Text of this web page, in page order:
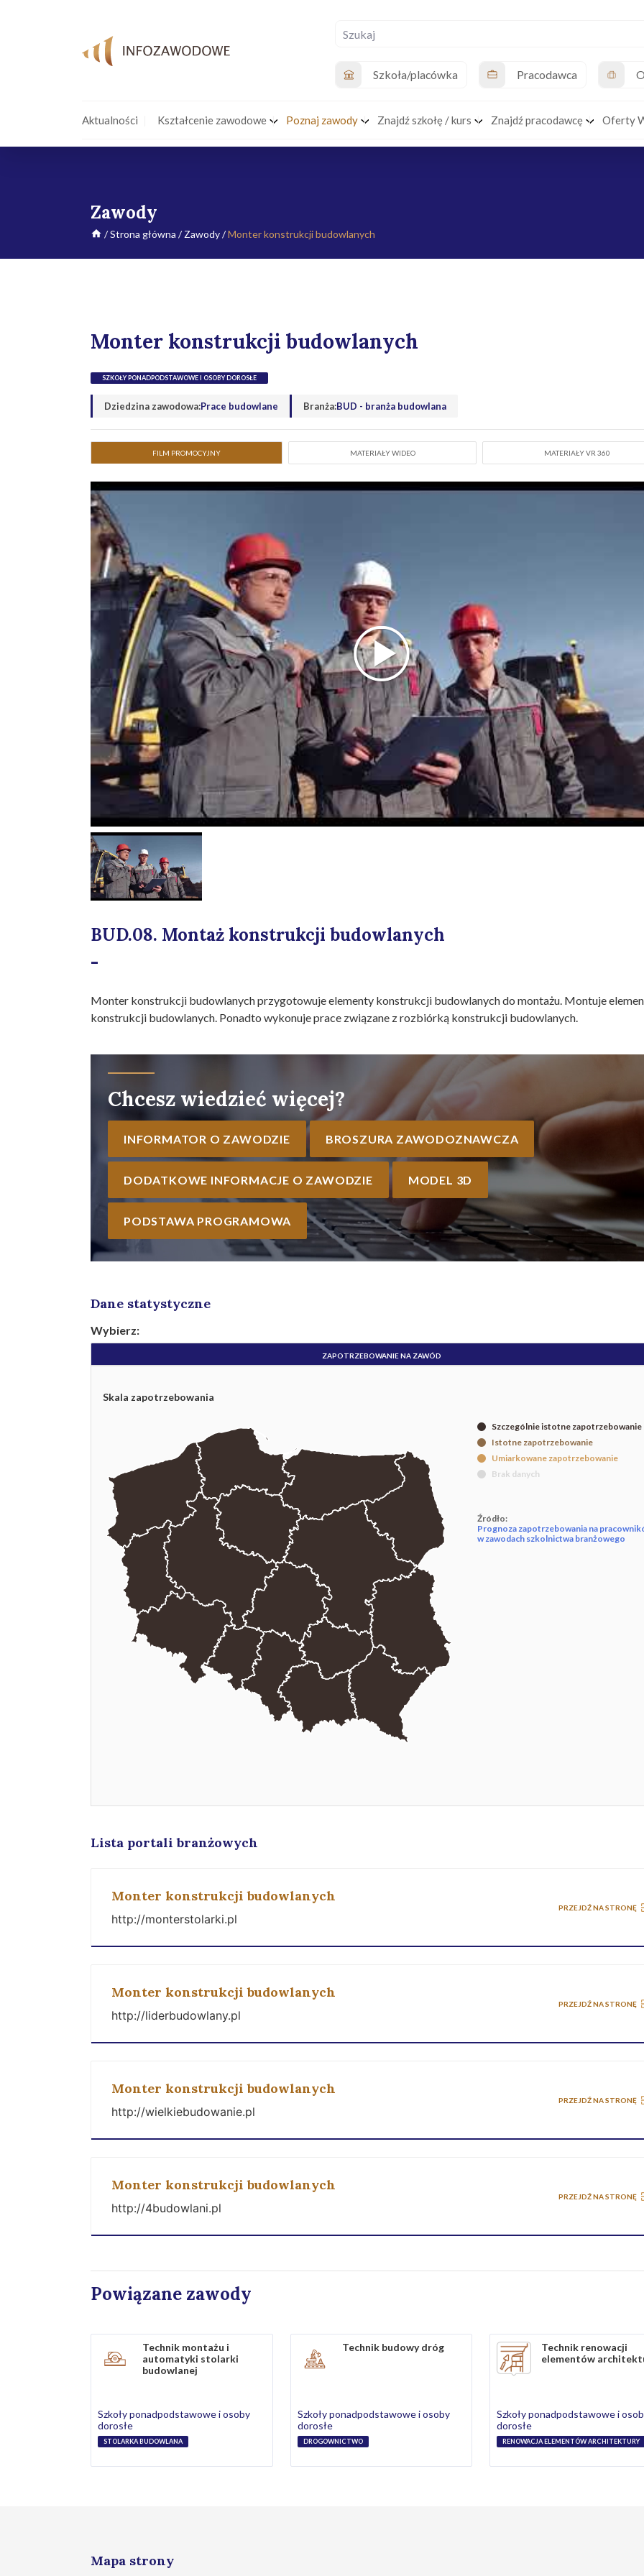
Szkoła/placówka Pracodawca
Aktualności Kształcenie zawodowe Poznaj zawody Znajdź szkołę / kurs Znajdź pracodawcę Oferty
Zawody
/Strona główna /Zawody/Monter konstrukcji budowlanych
Monter konstrukcji budowlanych
SZKOŁY PONADPODSTAWOWE I OSOBY DOROSŁE
Dziedzina zawodowa:Prace budowlane Branża:BUD - branża budowlana
FILM PROMOCYJNY MATERIAŁY WIDEO MATERIAŁY VR 360
BUD.08. Montaż konstrukcji budowlanych
-
Monter konstrukcji budowlanych przygotowuje elementy konstrukcji budowlanych do montażu. Montuje
konstrukcji budowlanych. Ponadto wykonuje prace związane z rozbiórką konstrukcji budowlanych.
Chcesz wiedzieć więcej?
INFORMATOR O ZAWODZIE BROSZURA ZAWODOZNAWCZA
DODATKOWE INFORMACJE O ZAWODZIE MODEL 3D
PODSTAWA PROGRAMOWA
Dane statystyczne
Wybierz:
ZAPOTRZEBOWANIE NA ZAWÓD
Skala zapotrzebowania
Szczególnie istotne zapotrzebowanie
Istotne zapotrzebowanie
Umiarkowane zapotrzebowanie
Brak danych
Źródło:
Prognoza zapotrzebowania na
w zawodach szkolnictwa branżowego
Lista portali branżowych
Monter konstrukcji budowlanych
http://monterstolarki.pl
PRZEJDŹ NA STRONĘ
Monter konstrukcji budowlanych
http://liderbudowlany.pl
PRZEJDŹ NA STRONĘ
Monter konstrukcji budowlanych
http://wielkiebudowanie.pl
PRZEJDŹ NA STRONĘ
Monter konstrukcji budowlanych
http://4budowlani.pl
PRZEJDŹ NA STRONĘ
Powiązane zawody
Technik montażu i
automatyki stolarki
budowlanej
Szkoły ponadpodstawowe i osoby
dorosłe
STOLARKA BUDOWLANA
Technik budowy dróg
Szkoły ponadpodstawowe i osoby
dorosłe
DROGOWNICTWO
Technik renowacji
elementów
Szkoły ponadpodstawowe i
dorosłe
RENOWACJA ELEMENTÓW ARCHITEKTURY
Mapa strony